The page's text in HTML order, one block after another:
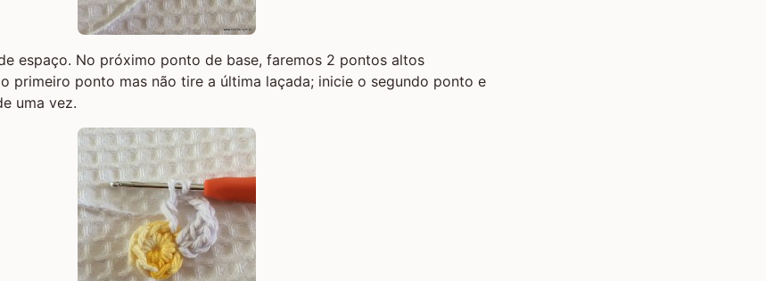
espaço. No próximo ponto de base, faremos 2 pontos altos
primeiro ponto mas não tire a última laçada; inicie o segundo ponto e
uma vez.